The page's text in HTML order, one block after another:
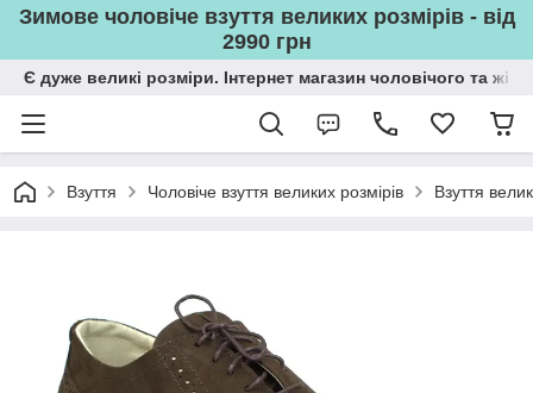
Зимове чоловіче взуття великих розмірів - від
2990 грн
Є дуже великі розміри. Інтернет магазин чоловічого та
Взуття Чоловіче взуття великих розмірів Взуття